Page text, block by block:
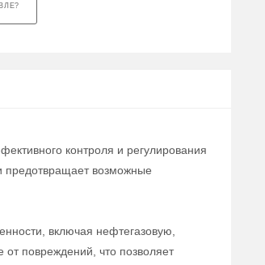
контроля и регулирования
предотвращает возможные
включая нефтегазовую,
повреждений, что позволяет